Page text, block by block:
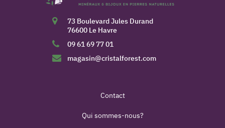
73 Boulevard Jules Durand
76600 Le Havre
09 61 69 77 01
magasin@cristalforest.com
Contact
Qui sommes-nous?